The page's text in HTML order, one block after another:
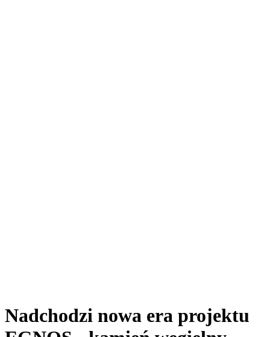
Nadchodzi nowa era projektu